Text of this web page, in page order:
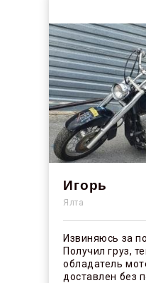
Игорь
Ялта
Извиняюсь за
Получил груз,
обладатель
доставлен без